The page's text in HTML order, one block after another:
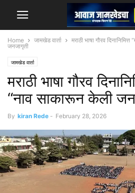
Home जामखेड वार्ता
मराठी भाषा गौरव
जनजागृती
जामखेड वार्ता
मराठी भाषा गौरव
“नाव साकारून केली
By kiran Rede - February 28, 2026